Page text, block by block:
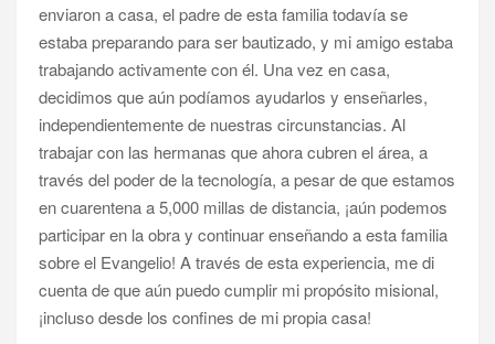
enviaron a casa, el padre de esta familia todavía se
estaba preparando para ser bautizado, y mi amigo estaba
trabajando activamente con él. Una vez en casa,
decidimos que aún podíamos ayudarlos y enseñarles,
independientemente de nuestras circunstancias. Al
trabajar con las hermanas que ahora cubren el área, a
través del poder de la tecnología, a pesar de que estamos
en cuarentena a 5,000 millas de distancia, ¡aún podemos
participar en la obra y continuar enseñando a esta familia
sobre el Evangelio! A través de esta experiencia, me di
cuenta de que aún puedo cumplir mi propósito misional,
¡incluso desde los confines de mi propia casa!